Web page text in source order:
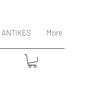
ANTIKES More